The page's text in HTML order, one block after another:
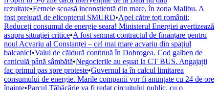
rezultate•Femeie scoasă inconștientă din mare, în zona Malibu. A
fost preluată de elicopterul SMURD•Apel către toți românii:
Reduceți consumul de energie seara! Ministerul Energiei avertizează
asupra situației critice•A fost semnat contractul de finanțare pentru
noul Acvariu al Constanței – cel mai mare acvariu din spațiul
balcanic!•Valul de căldură continuă în Dobrogea. Cod galben de
caniculă până sâmbătă•Negocierile au eșuat la CT BUS. Angajații
fac primul pas spre proteste•Guvernul ia în calcul limitarea
consumului de energie. Marile companii vor fi anunțate cu 24 de ore
înainte•Parcul Tăbăcărie va fi redat circuitului public, cu o